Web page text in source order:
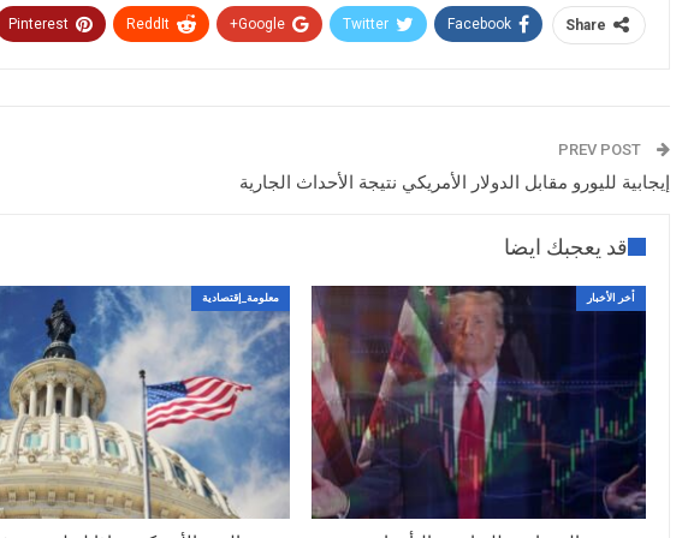
Share
Facebook
Twitter
Google+
ReddIt
Pinterest
إيجابية لليورو مقابل الدولار الأمريكي نتيجة الأحداث الجارية
قد يعجبك ايضا
أخر الأخبار معلومة_إقتصادية